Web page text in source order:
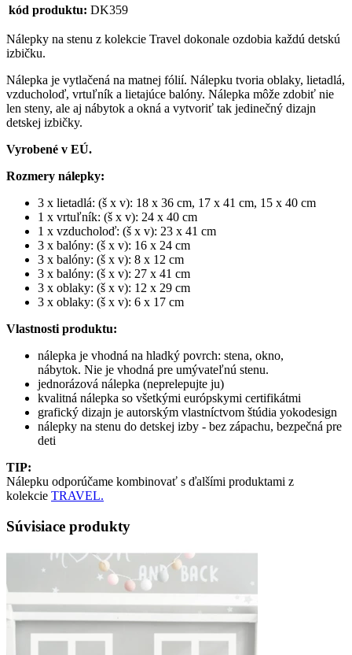
kód produktu: DK359
Nálepky na stenu z kolekcie Travel dokonale ozdobia každú detskú
izbičku.
Nálepka je vytlačená na matnej fólií. Nálepku tvoria oblaky, lietadlá,
vzducholoď, vrtuľník a lietajúce balóny. Nálepka môže zdobiť nie
len steny, ale aj nábytok a okná a vytvoriť tak jedinečný dizajn
detskej izbičky.
Vyrobené v EÚ.
Rozmery nálepky:
3 x lietadlá: (š x v): 18 x 36 cm, 17 x 41 cm, 15 x 40 cm
1 x vrtuľník: (š x v): 24 x 40 cm
1 x vzducholoď: (š x v): 23 x 41 cm
3 x balóny: (š x v): 16 x 24 cm
3 x balóny: (š x v): 8 x 12 cm
3 x balóny: (š x v): 27 x 41 cm
3 x oblaky: (š x v): 12 x 29 cm
3 x oblaky: (š x v): 6 x 17 cm
Vlastnosti produktu:
nálepka je vhodná na hladký povrch: stena, okno,
nábytok. Nie je vhodná pre umývateľnú stenu.
jednorázová nálepka (neprelepujte ju)
kvalitná nálepka so všetkými európskymi certifikátmi
grafický dizajn je autorským vlastníctvom štúdia yokodesign
nálepky na stenu do detskej izby - bez zápachu, bezpečná pre
deti
TIP:
Nálepku odporúčame kombinovať s ďalšími produktami z
kolekcie TRAVEL.
Súvisiace produkty